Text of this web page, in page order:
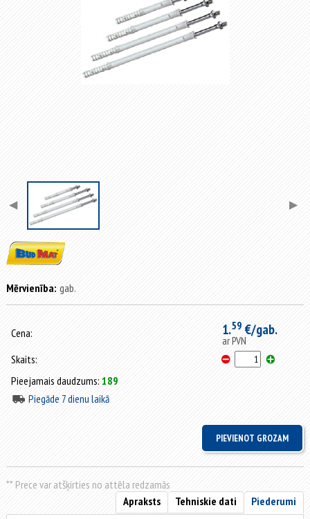
◀ ▶
Mērvienība: gab.
Cena: 1.59 €/gab.
ar PVN
Skaits:
Pieejamais daudzums: 189
Piegāde 7 dienu laikā
** Prece var atšķirties no attēla redzamās
Piederumi
Tehniskie dati
Apraksts